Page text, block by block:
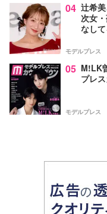
04 辻希
次女
なし
モデルプレス
05 M!LK
プレ
モデルプレス